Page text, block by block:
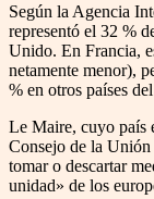
Según la Agencia
representó el 32 %
Unido. En Francia,
netamente menor),
% en otros países
Le Maire, cuyo país
Consejo de la
tomar o descartar
unidad» de los